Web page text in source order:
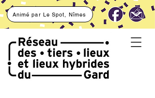
Animé par Le Spot, Nîmes